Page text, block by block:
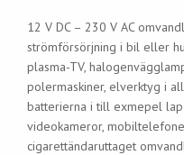
12 V DC – 230 V AC
strömförsörjning i bil eller
plasma-TV,
polermaskiner, elverktyg i
batterierna i till exmepel lap
videokameror,
cigarettändaruttaget